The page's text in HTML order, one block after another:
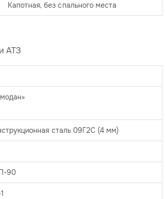
Капотная, без спального места
АТЗ
сталь 09Г2С (4 мм)
90